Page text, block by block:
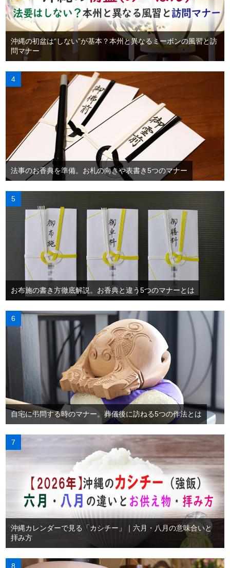
沖縄の初盆は“しない”が基本？本州と異なるミーボンの風習と訪
問マナー
法事のお香典を準備。お札の向きや表書き5つのマナー
お布施の書き方徹底解説。お香典と違う5つのマナーとは
自宅に弔問する時のマナー。葬儀後に訪ねる5つの作法とは
沖縄カレンダーで見る「カシチー」｜六月・八月の意味合いと
拝み方